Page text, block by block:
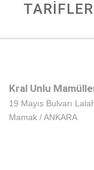
Kral Unlu
19 Mayıs Bulvarı
Mamak / ANKARA